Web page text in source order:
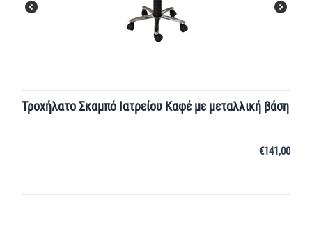
Τροχήλατο Σκαμπό Ιατρείου Καφέ με μεταλλική βάση
€141,00